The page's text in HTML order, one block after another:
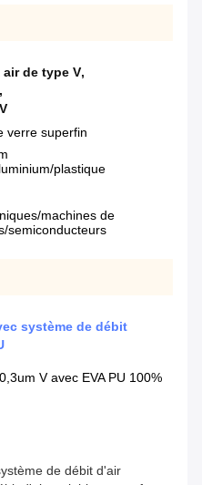
air de type V,
,
verre superfin
plastique
machines de
semiconducteurs
système de débit
V avec EVA PU 100%
de débit d'air